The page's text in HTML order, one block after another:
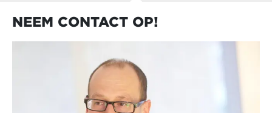
NEEM CONTACT OP!